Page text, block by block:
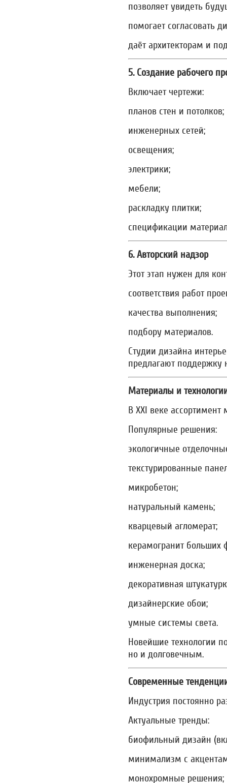
позволяет увидеть
помогает согласовать
даёт архитекторам и
5. Создание рабочего
Включает чертежи:
планов стен и потолков;
инженерных сетей;
освещения;
электрики;
мебели;
раскладку плитки;
спецификации
6. Авторский надзор
Этот этап нужен для
соответствия работ
качества выполнения;
подбору материалов.
Студии дизайна
предлагают поддержку
Материалы и
В XXI веке
Популярные решения:
экологичные
текстурированные
микробетон;
натуральный камень;
кварцевый агломерат;
керамогранит больших
инженерная доска;
декоративная
дизайнерские обои;
умные системы света.
Новейшие технологии
но и долговечным.
Современные
Индустрия постоянно
Актуальные тренды:
биофильный дизайн
минимализм с
монохромные решения;